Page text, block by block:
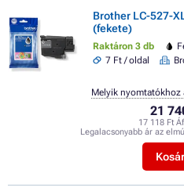
Brother LC-527-
(fekete)
Raktáron 3 db
7 Ft / oldal
21
17 118 Ft
Legalacsonyabb ár az
Melyik nyomtatókhoz